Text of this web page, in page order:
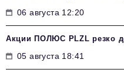
06 августа 12:20
Акции ПОЛЮС PLZL резко
05 августа 18:41